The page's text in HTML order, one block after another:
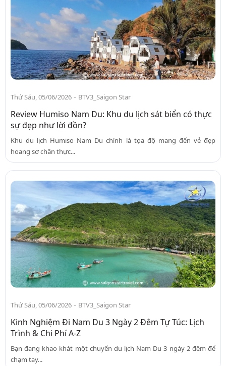
Thứ Sáu, 05/06/2026 - BTV3_Saigon Star
Review Humiso Nam Du: Khu du lịch sát biển có thực
sự đẹp như lời đồn?
Khu du lịch Humiso Nam Du chính là tọa độ mang đến vẻ đẹp
hoang sơ chân thực...
Thứ Sáu, 05/06/2026 - BTV3_Saigon Star
Kinh Nghiệm Đi Nam Du 3 Ngày 2 Đêm Tự Túc: Lịch
Trình & Chi Phí A-Z
Bạn đang khao khát một chuyến du lịch Nam Du 3 ngày 2 đêm để
chạm tay...